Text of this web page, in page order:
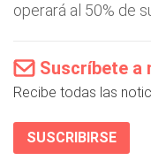
operará al 50% de
Suscríbete a
Recibe todas las
SUSCRIBIRSE